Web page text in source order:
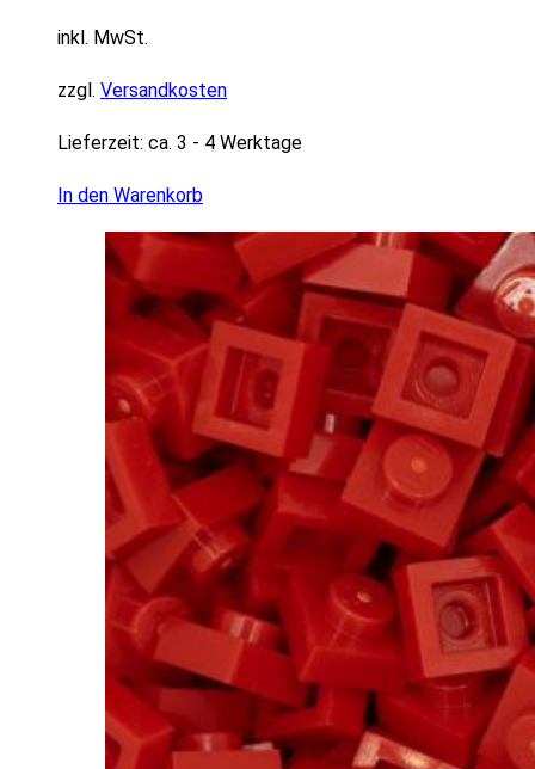
inkl. MwSt.
zzgl. Versandkosten
Lieferzeit: ca. 3 - 4 Werktage
In den Warenkorb